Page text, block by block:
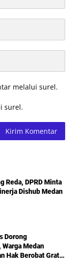
melalui surel.
surel.
Reda, DPRD Minta
Dishub Medan
Dorong
Medan
Hak Berobat Gratis